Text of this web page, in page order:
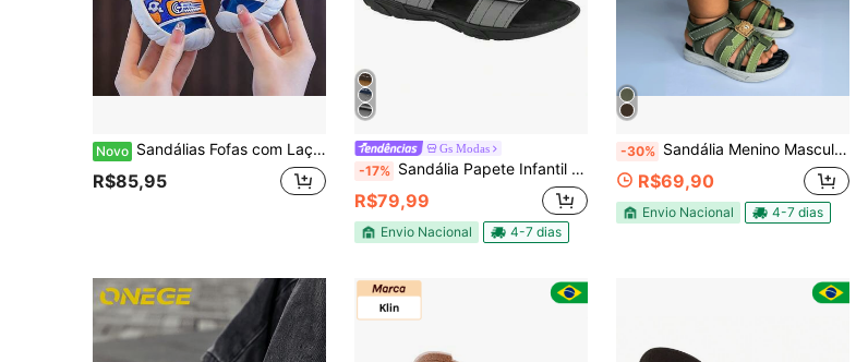
Novo Sandálias Fofas com Laço de Strass e Bico Aberto para Meninas, Sapatos Respiráveis para Férias na Praia
R$85,95
Gs Modas
-17% Sandália Papete Infantil Molekinho Menino 2400155
R$79,99
Envio Nacional 4-7 dias
-30% Sandália Menino Masculina Infantil Molekinho Original Detalhe Urso Confortável Dia a Dia Escolar
R$69,90
Envio Nacional 4-7 dias